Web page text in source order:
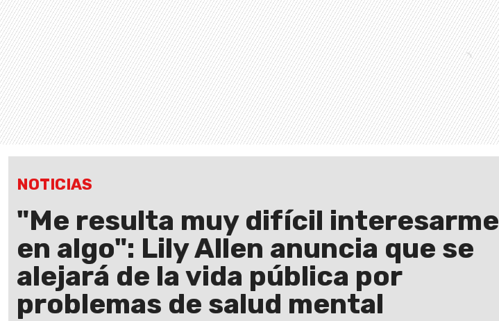
NOTICIAS
"Me resulta muy difícil interesarme
en algo": Lily Allen anuncia que se
alejará de la vida pública por
problemas de salud mental